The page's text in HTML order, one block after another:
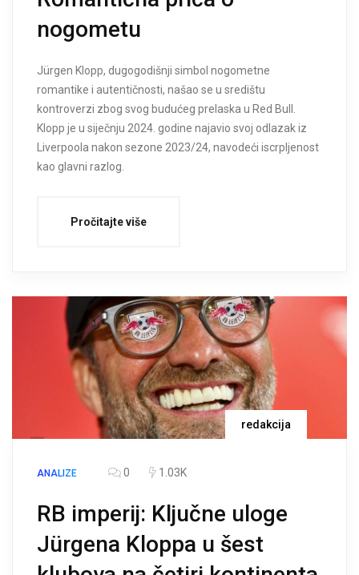
nogometu
Jürgen Klopp, dugogodišnji simbol nogometne
romantike i autentičnosti, našao se u središtu
kontroverzi zbog svog budućeg prelaska u Red Bull.
Klopp je u siječnju 2024. godine najavio svoj odlazak iz
Liverpoola nakon sezone 2023/24, navodeći iscrpljenost
kao glavni razlog.
Pročitajte više
redakcija
ANALIZE 0 1.03K
RB imperij: Ključne uloge
Jürgena Kloppa u šest